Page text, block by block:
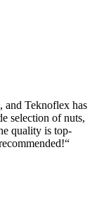
and Teknoflex has
selection of nuts,
quality is top-